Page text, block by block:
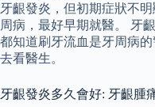
牙齦發炎，但初期症狀不
周病，最好早期就醫。 牙
都知道刷牙流血是牙周病
去看醫生。
牙齦發炎多久會好: 牙齦腫